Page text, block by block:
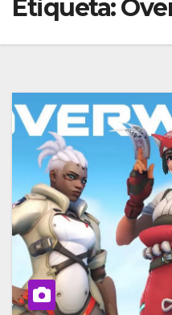
Etiqueta: